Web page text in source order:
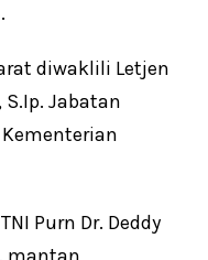
diwaklili Letjen
S.Ip. Jabatan
Purn Dr. Deddy